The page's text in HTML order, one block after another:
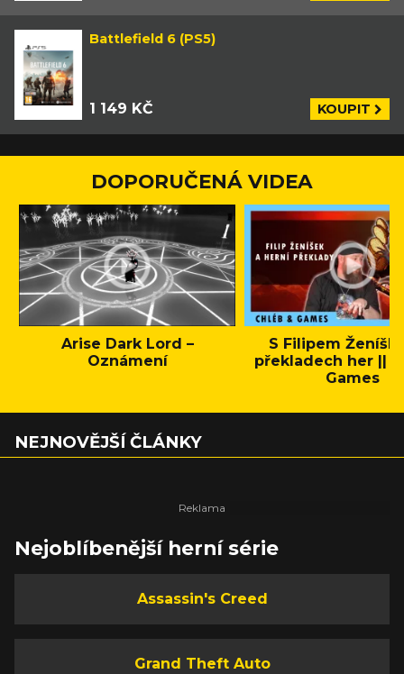
Battlefield 6 (PS5)
1 149 KČ KOUPIT
DOPORUČENÁ VIDEA
Arise Dark Lord –
Oznámení
S Filipem
překladech her ||
Games
NEJNOVĚJŠÍ ČLÁNKY
Nejoblíbenější herní série
Assassin's Creed
Grand Theft Auto